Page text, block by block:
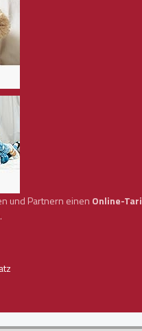
und Partnern einen Online-